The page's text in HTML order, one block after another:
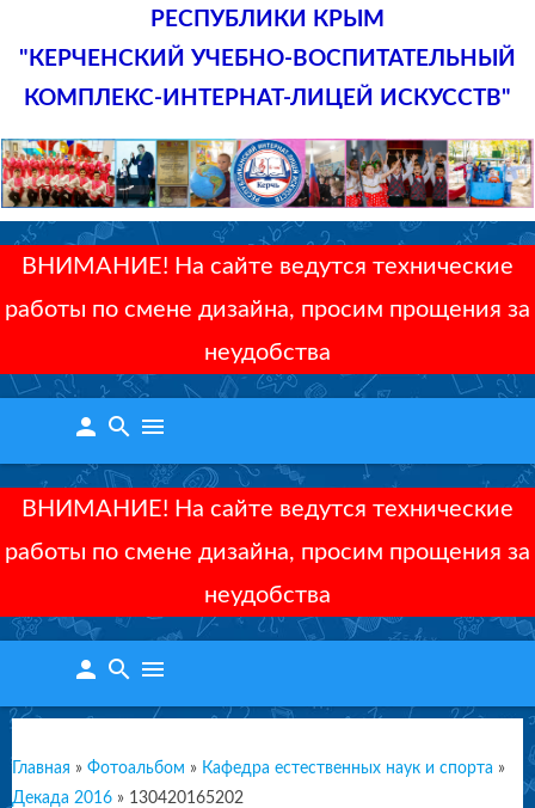
РЕСПУБЛИКИ КРЫМ
"КЕРЧЕНСКИЙ УЧЕБНО-ВОСПИТАТЕЛЬНЫЙ
КОМПЛЕКС-ИНТЕРНАТ-ЛИЦЕЙ ИСКУССТВ"
ВНИМАНИЕ! На сайте ведутся технические
работы по смене дизайна, просим прощения за
неудобства
person search menu
ВНИМАНИЕ! На сайте ведутся технические
работы по смене дизайна, просим прощения за
неудобства
person search menu
Главная » Фотоальбом » Кафедра естественных наук и спорта »
Декада 2016 » 130420165202